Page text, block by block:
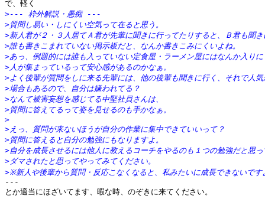
>--- 枠外解説・愚痴 ---
>質問し易い・しにくい空気って在ると思う。
>新人君が２・３人居てＡ君が先輩に聞きに行ってたりすると、Ｂ君も聞き
>誰も書きこまれていない掲示板だと、なんか書きこみにくいよね。
>あっ、例題的には誰も入っていない定食屋・ラーメン屋にはなんか入りに
>人が集まっているって安心感があるのかなぁ。
>よく後輩が質問をしに来る先輩には、他の後輩も聞きに行く、それで人気
>場合もあるので、自分は嫌われてる？
>なんて被害妄想を感じてる中堅社員さんは、
>質問に答えてるって姿を見せるのも手かなぁ。
>
>えっ、質問が来ないほうが自分の作業に集中できていいって？
>質問に答えると自分の勉強にもなりますよ。
>自分を成長させるには他人に教えるコーチをやるのも１つの勉強だと思っ
>ダマされたと思ってやってみてください。
>※新人や後輩から質問・反応こなくなると、私みたいに成長できないです
---
とか適当にほざいてます、暇な時、のぞきに来てください。